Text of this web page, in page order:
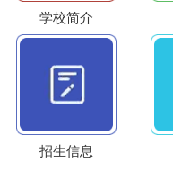
学校简介
招生信息